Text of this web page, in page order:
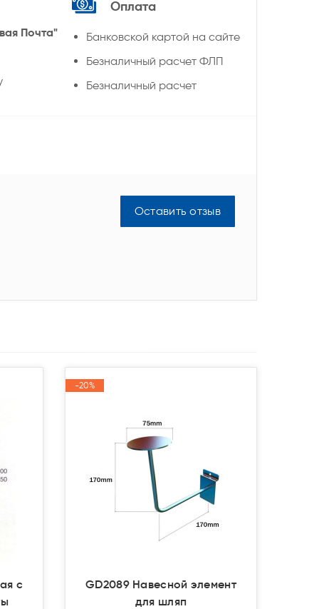
Почта"
Оплата
Банковской картой на сайте
Безналичный расчет ФЛП
Безналичный расчет
Оставить отзыв
с
-20%
-20%
GD2089 Навесной элемент
для шляп